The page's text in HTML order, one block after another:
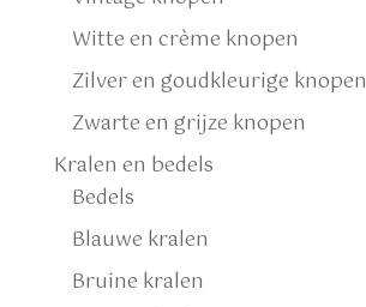
Witte en crème knopen
Zilver en goudkleurige knopen
Zwarte en grijze knopen
Kralen en bedels
Bedels
Blauwe kralen
Bruine kralen